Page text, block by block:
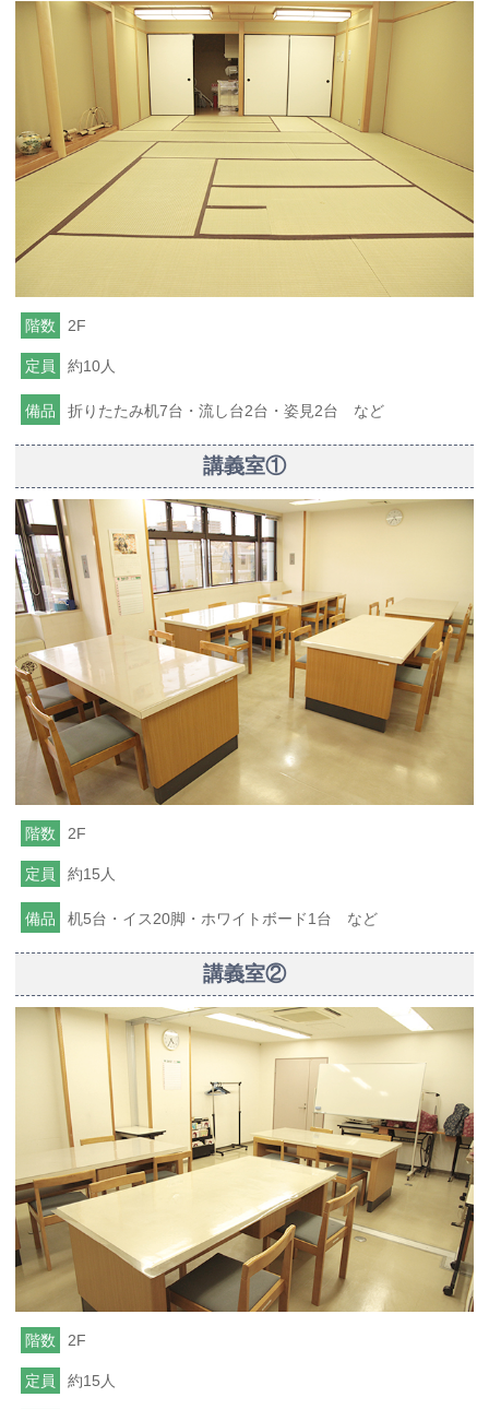
階数 2F
定員 約10人
備品 折りたたみ机7台・流し台2台・姿見2台 など
講義室①
階数 2F
定員 約15人
備品 机5台・イス20脚・ホワイトボード1台 など
講義室②
階数 2F
定員 約15人